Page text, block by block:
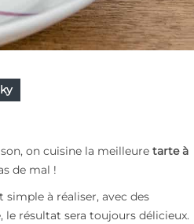
on cuisine la meilleure tarte à
de mal !
simple à réaliser, avec des
le résultat sera toujours délicieux.